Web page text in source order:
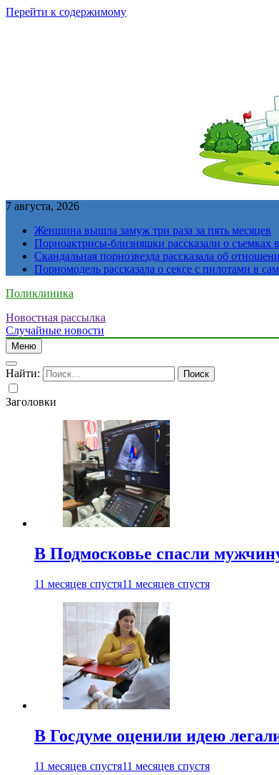
Перейти к содержимому
7 августа, 2026
Женщина вышла замуж три раза за пять месяцев
Порноактрисы-близняшки рассказали о съемках
Скандальная порнозвезда рассказала об
Порномодель рассказала о сексе с пилотами в
Поликлиника
Новостная рассылка
Случайные новости
Меню
Найти:
Заголовки
В Подмосковье спасли
11 месяцев спустя11 месяцев спустя
В Госдуме оценили идею
11 месяцев спустя11 месяцев спустя